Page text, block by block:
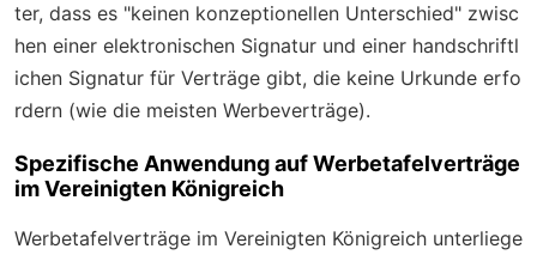
ter, dass es "keinen konzeptionellen Unterschied" zwisc
hen einer elektronischen Signatur und einer handschriftl
ichen Signatur für Verträge gibt, die keine Urkunde erfo
rdern (wie die meisten Werbeverträge).
Spezifische Anwendung auf Werbetafelverträge
im Vereinigten Königreich
Werbetafelverträge im Vereinigten Königreich unterliege